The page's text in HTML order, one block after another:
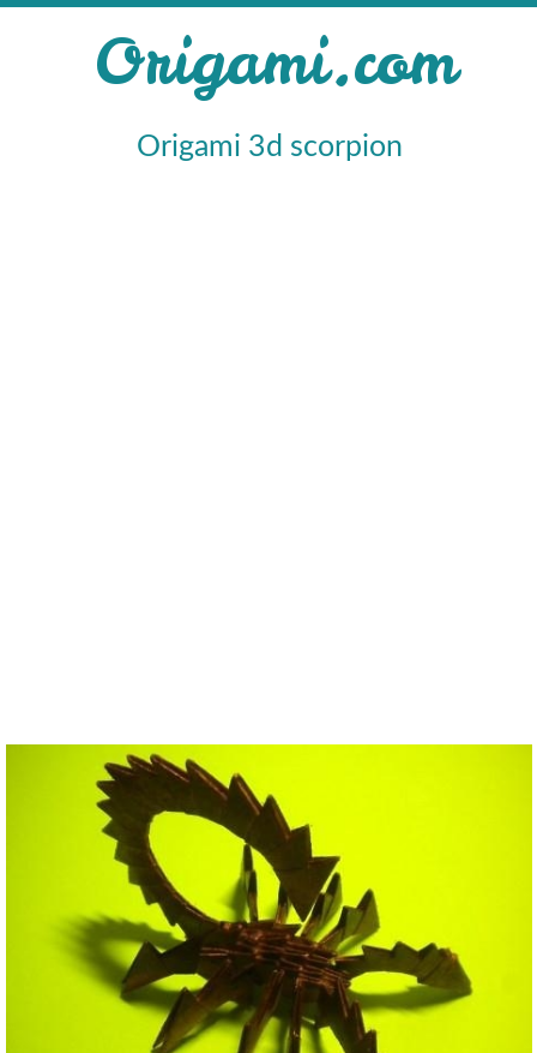
Origami 3d scorpion
Origami.com